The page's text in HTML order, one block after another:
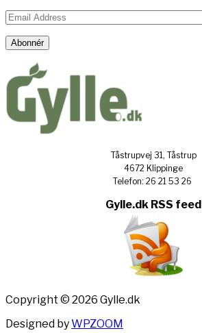
Email
Address
Abonnér
Tåstrupvej 31, Tåstrup
4672 Klippinge
Telefon: 26 21 53 26
Gylle.dk RSS feed
Copyright © 2026 Gylle.dk
Designed byWPZOOM